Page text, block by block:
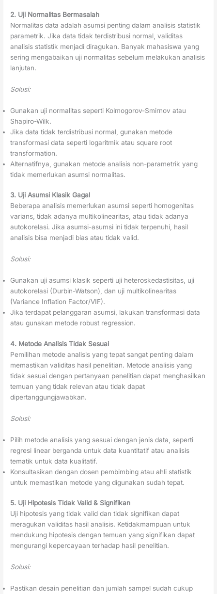
2. Uji Normalitas Bermasalah
Normalitas data adalah asumsi penting dalam analisis statistik
parametrik. Jika data tidak terdistribusi normal, validitas
analisis statistik menjadi diragukan. Banyak mahasiswa yang
sering mengabaikan uji normalitas sebelum melakukan analisis
lanjutan.
Solusi:
Gunakan uji normalitas seperti Kolmogorov-Smirnov atau
Shapiro-Wilk.
Jika data tidak terdistribusi normal, gunakan metode
transformasi data seperti logaritmik atau square root
transformation.
Alternatifnya, gunakan metode analisis non-parametrik yang
tidak memerlukan asumsi normalitas.
3. Uji Asumsi Klasik Gagal
Beberapa analisis memerlukan asumsi seperti homogenitas
varians, tidak adanya multikolinearitas, atau tidak adanya
autokorelasi. Jika asumsi-asumsi ini tidak terpenuhi, hasil
analisis bisa menjadi bias atau tidak valid.
Solusi:
Gunakan uji asumsi klasik seperti uji heteroskedastisitas, uji
autokorelasi (Durbin-Watson), dan uji multikolinearitas
(Variance Inflation Factor/VIF).
Jika terdapat pelanggaran asumsi, lakukan transformasi data
atau gunakan metode robust regression.
4. Metode Analisis Tidak Sesuai
Pemilihan metode analisis yang tepat sangat penting dalam
memastikan validitas hasil penelitian. Metode analisis yang
tidak sesuai dengan pertanyaan penelitian dapat menghasilkan
temuan yang tidak relevan atau tidak dapat
dipertanggungjawabkan.
Solusi:
Pilih metode analisis yang sesuai dengan jenis data, seperti
regresi linear berganda untuk data kuantitatif atau analisis
tematik untuk data kualitatif.
Konsultasikan dengan dosen pembimbing atau ahli statistik
untuk memastikan metode yang digunakan sudah tepat.
5. Uji Hipotesis Tidak Valid & Signifikan
Uji hipotesis yang tidak valid dan tidak signifikan dapat
meragukan validitas hasil analisis. Ketidakmampuan untuk
mendukung hipotesis dengan temuan yang signifikan dapat
mengurangi kepercayaan terhadap hasil penelitian.
Solusi:
Pastikan desain penelitian dan jumlah sampel sudah cukup